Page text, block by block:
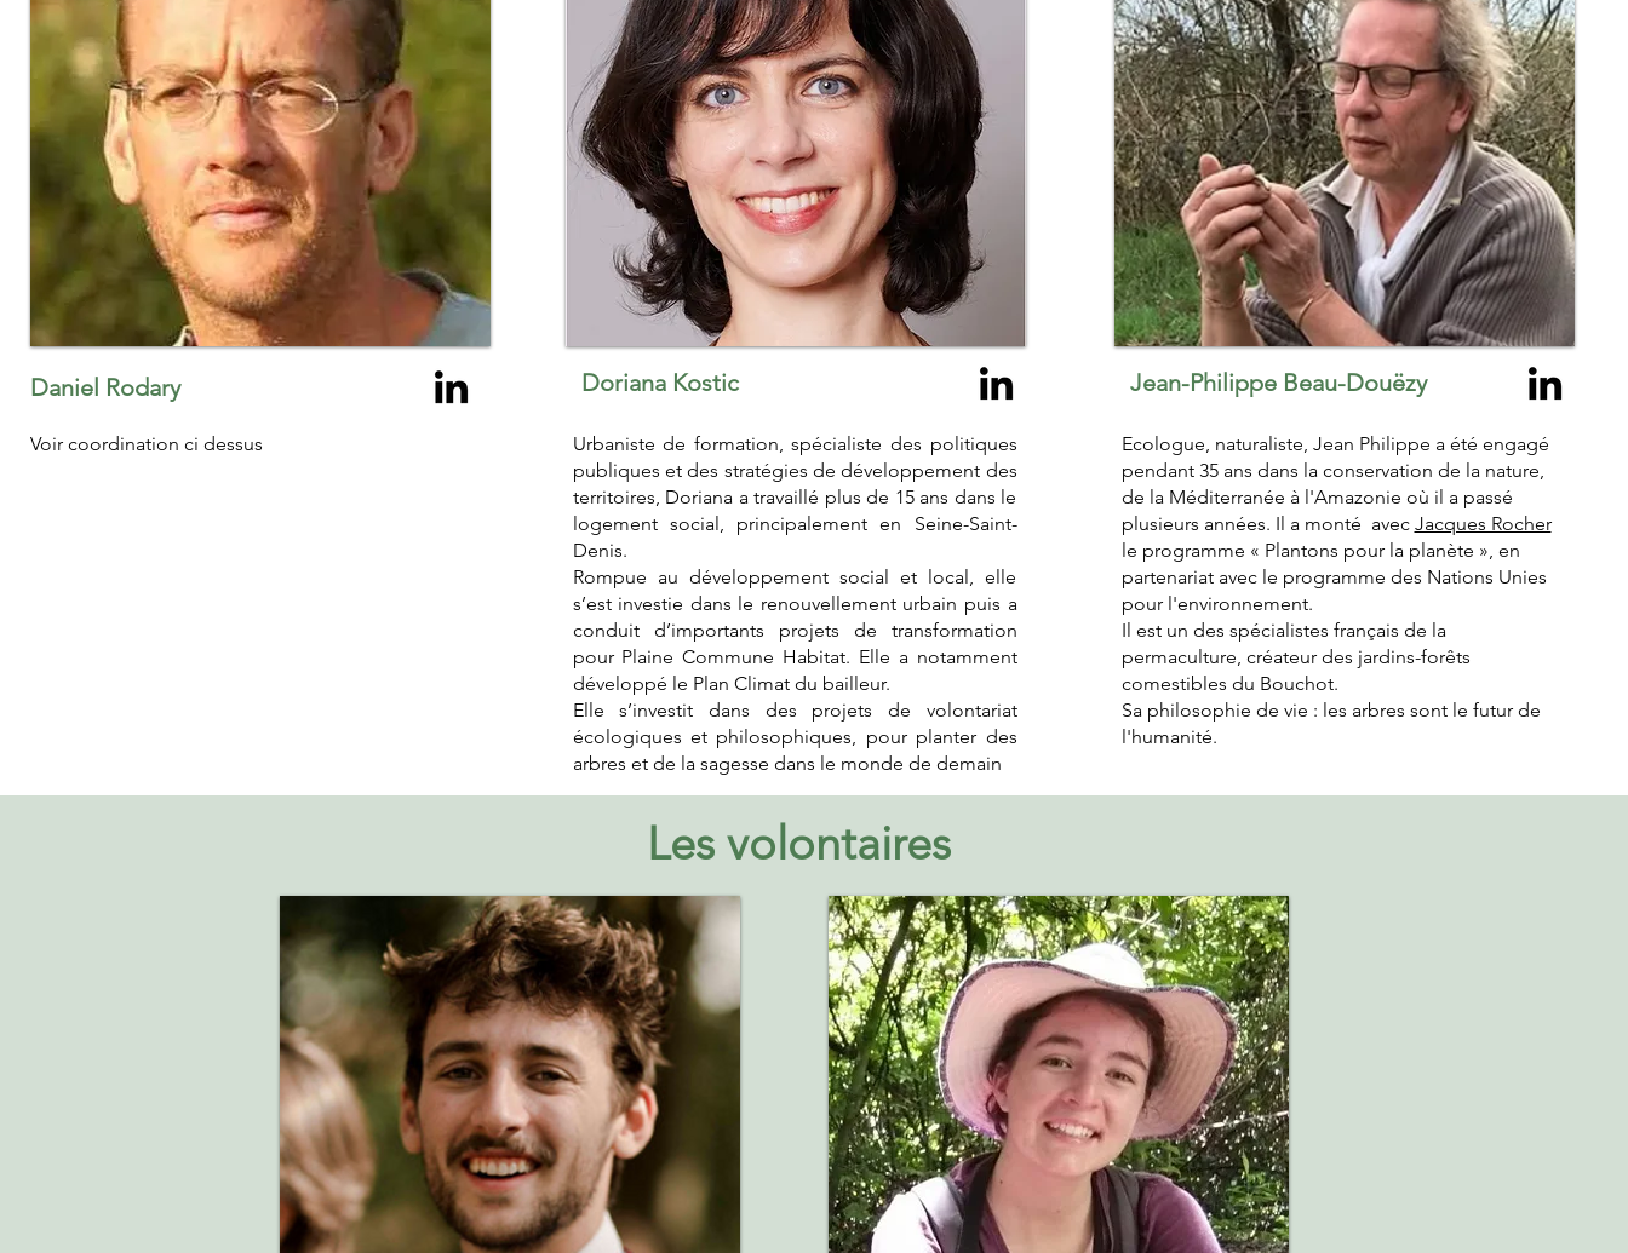
Doriana Kostic
Urbaniste de formation, spécialiste des politiques
publiques et des stratégies de développement des
territoires, Doriana a travaillé plus de 15 ans dans le
logement social, principalement en Seine-Saint-
Denis.
Rompue au développement social et local, elle
s’est investie dans le renouvellement urbain puis a
conduit d’importants projets de transformation
pour Plaine Commune Habitat. Elle a notamment
développé le Plan Climat du bailleur.
Elle s’investit dans des projets de volontariat
écologiques et philosophiques, pour planter des
arbres et de la sagesse dans le monde de demain
Jean-Philippe Beau-Douëzy
Ecologue, naturaliste, Jean Philippe a été engagé
pendant 35 ans dans la conservation de la nature,
de la Méditerranée à l'Amazonie où il a passé
plusieurs années. Il a monté avec Jacques Rocher
le programme « Plantons pour la planète », en
partenariat avec le programme des Nations Unies
pour l'environnement.
Il est un des spécialistes français de la
permaculture, créateur des jardins-forêts
comestibles du Bouchot.
Sa philosophie de vie : les arbres sont le futur de
l'humanité.
Daniel Rodary
Voir coordination ci dessus
Les volontaires